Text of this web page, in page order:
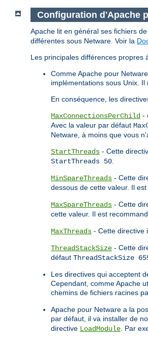
Configuration d'Apache
Apache lit en général ses fichiers
différentes sous Netware. Voir la
Les principales différences propres
Comme Apache pour
implémentations sous Unix.
En conséquence, les
MaxConnectionsPerChild -
Avec la valeur par défaut
Netware, à moins que vous
StartThreads - Cette
StartThreads 50.
MinSpareThreads - Cette
dessous de cette valeur. Il
MaxSpareThreads - Cette
cette valeur. Il est
MaxThreads - Cette directive
ThreadStackSize - Cette
défaut ThreadStackSize
Les directives qui acceptent
Cependant, comme Apache
chemins de fichiers racines
Apache pour Netware a la
par défaut, il va installer de
directive LoadModule. Par